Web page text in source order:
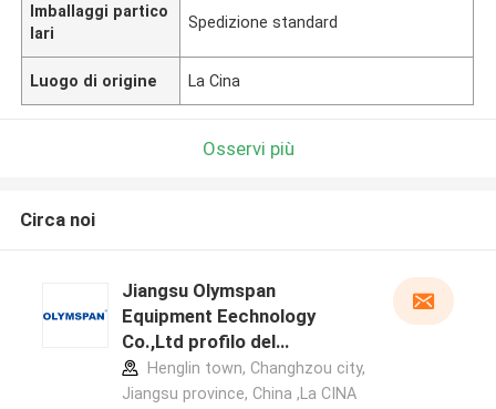
Imballaggi partico
lari
Spedizione standard
Luogo di origine La Cina
Osservi più
Circa noi
Jiangsu Olymspan
Equipment Eechnology
Co.,Ltd profilo del
produttore
Henglin town, Changhzou city,
Jiangsu province, China ,La CINA